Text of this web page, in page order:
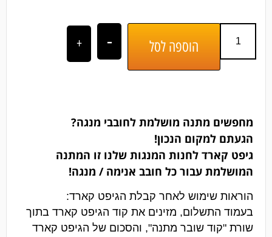
-
+ הוספה לסל
מחפשים מתנה מושלמת לחובבי מנגה?
הגעתם למקום הנכון!
גיפט קארד לחנות המנגות שלנו זו המתנה
המושלמת עבור כל חובב אנימה / מנגה!
הוראות שימוש לאחר קבלת הגיפט קארד:
בעמוד התשלום, מזינים את קוד הגיפט קארד בתוך
שורת "קוד שובר מתנה", והסכום של הגיפט קארד